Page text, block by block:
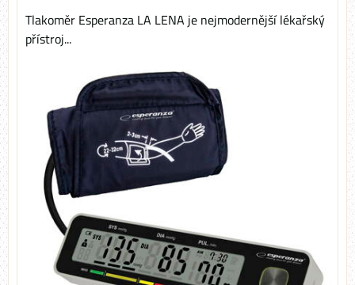
Tlakoměr Esperanza LA LENA je nejmodernější lékařský
přístroj...